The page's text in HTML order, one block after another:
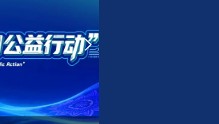
​2025年“携手健步行·公益助佛坪”微信公益捐步活动启动​
数智向善 激发互联网公益新动能